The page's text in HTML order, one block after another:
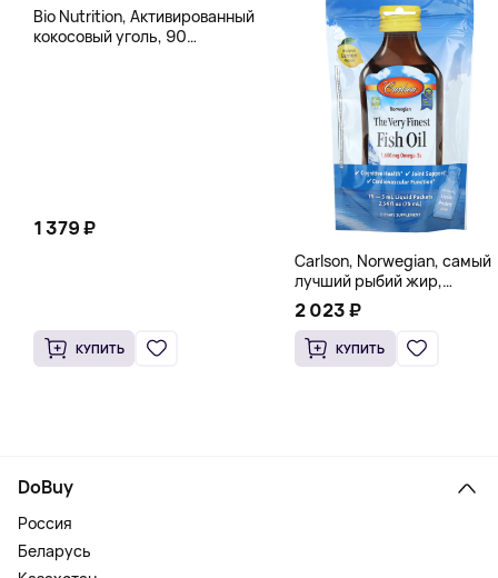
Bio Nutrition, Активированный
кокосовый уголь, 90
1 379 ₽
КУПИТЬ
Carlson, Norwegian, самый
лучший рыбий жир,
натуральный лимон, 15
пакетиков (5 мл) каждый
2 023 ₽
КУПИТЬ
DoBuy
Россия
Беларусь